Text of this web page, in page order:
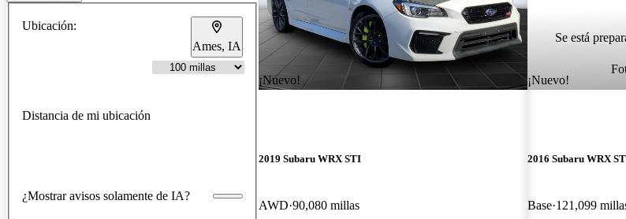
Ubicación:
Ames, IA
Distancia de mi ubicación
¿Mostrar avisos solamente de IA?
¡Nuevo!
2019 Subaru WRX STI
AWD 90,080 millas
Se está
¡Nuevo!
2016 Subaru WRX
Base 121,099